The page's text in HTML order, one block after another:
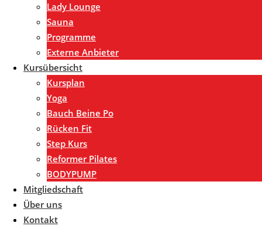
Lady Lounge
Sauna
Programme
Externe Anbieter
Kursübersicht
Kursplan
Yoga
Bauch Beine Po
Rücken Fit
Step Kurs
Reformer Pilates
BODYPUMP
Mitgliedschaft
Über uns
Kontakt